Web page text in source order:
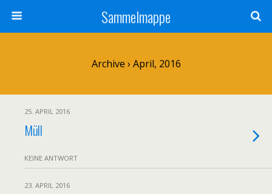
Sammelmappe
Archive › April, 2016
25. APRIL 2016
Müll
KEINE ANTWORT
23. APRIL 2016